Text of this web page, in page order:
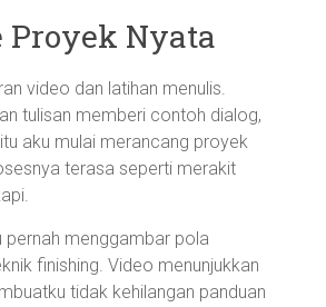
Proyek Nyata
video dan latihan menulis.
tulisan memberi contoh dialog,
aku mulai merancang proyek
terasa seperti merakit
pernah menggambar pola
finishing. Video menunjukkan
tidak kehilangan panduan